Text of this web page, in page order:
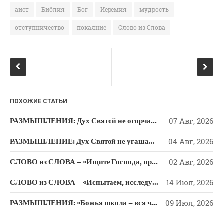
Книги
Мини-Проповеди
Новости
Поэзия
Притчи
Проповедь-Видео
Размышления
Семинар "Второе
Пришествие ИХ"
e
b
o
o
kl
a
ki
te
r
аист Библия Бог Иеремия мудрость
отступничество покаяние Слово из Слова
ПОХОЖИЕ СТАТЬИ
РАЗМЫШЛЕНИЯ: Дух Святой не огорчайте и не оскорбляйте! 07 Авг, 2026
РАЗМЫШЛЕНИЕ: Дух Святой не угашайте! 04 Авг, 2026
СЛОВО из СЛОВА – «Ищите Господа, призывайте Его» (Исаии 55) 02 Авг, 2026
СЛОВО из СЛОВА – «Испытаем, исследуем пути свои и обратимся к Господу» 14 Июл, 2026
РАЗМЫШЛЕНИЯ: «Божья школа – вся человеческая жизнь» 09 Июл, 2026